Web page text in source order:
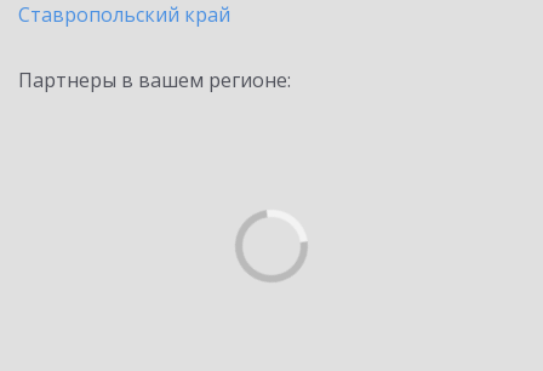
Ставропольский край
Партнеры в вашем регионе: